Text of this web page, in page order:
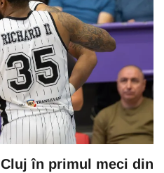
în primul meci din